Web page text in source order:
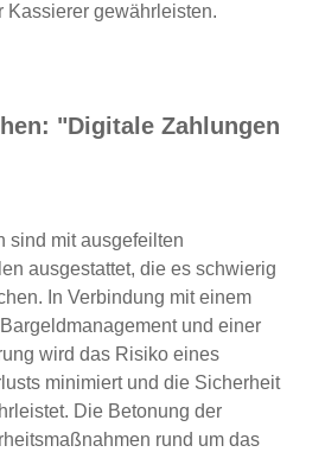
Kassierer gewährleisten.
"Digitale Zahlungen
sind mit ausgefeilten
ausgestattet, die es schwierig
In Verbindung mit einem
und einer
wird das Risiko eines
minimiert und die Sicherheit
Die Betonung der
rund um das